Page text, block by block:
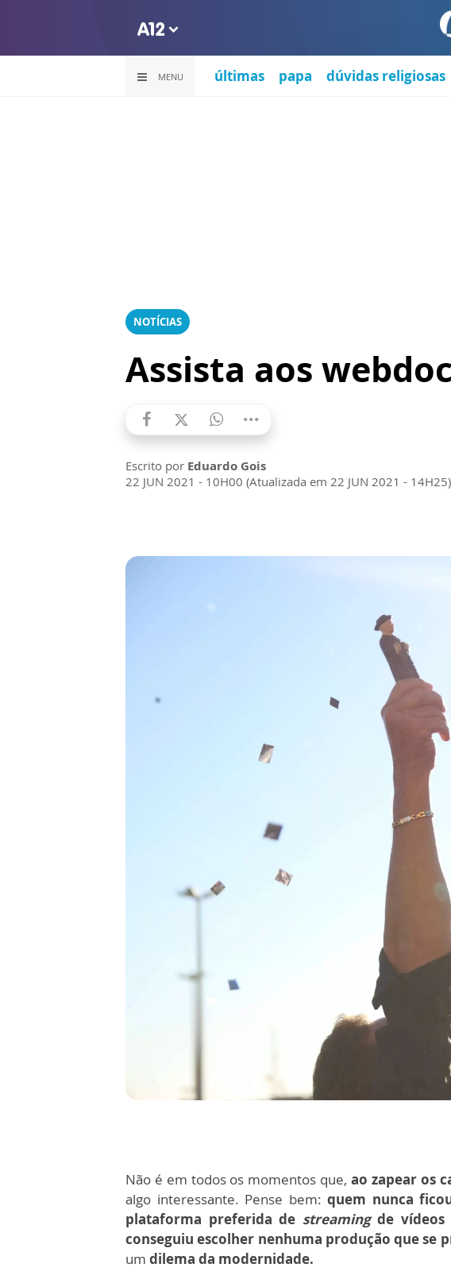
MENU últimas papa dúvidas religiosas
NOTÍCIAS
Assista aos
Escrito por Eduardo Gois
22 JUN 2021 - 10H00 (Atualizada em 22 JUN 2021 - 14H25)
Não é em todos os momentos que, ao zapear os
algo interessante. Pense bem:quem nunca
plataforma preferida de streamingde vídeos
conseguiu escolher nenhuma produção que se
um dilema da modernidade.